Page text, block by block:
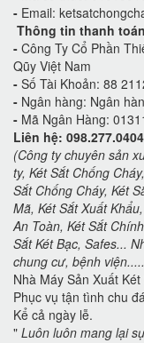
- Email:
Thông tin thanh
- Công Ty Cổ Phần
Qũy Việt Nam
- Số Tài Khoản: 88
- Ngân hàng: Ngân
- Mã Ngân Hàng:
Liên hệ: 098.277.0404
(Công ty chuyên sản
ty, Két Sắt Chống
Sắt Chống Cháy, Két
Mã, Két Sắt Xuất
An Toàn, Két Sắt
Sắt Két Bạc, Safes...
chung cư, bệnh
Nhà Máy Sản Xuất
Phục vụ tận tình chu
Kể cả ngày lễ.
" Luôn luôn mang lại